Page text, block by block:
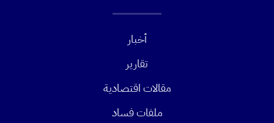
أخبار
تقارير
مقالات اقتصادية
ملفات فساد